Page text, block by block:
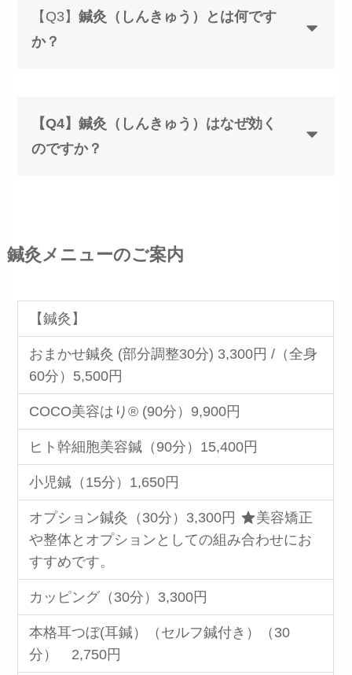
【Q3】鍼灸（しんきゅう）とは何です
か？
【Q4】鍼灸（しんきゅう）はなぜ効く
のですか？
鍼灸メニューのご案内
【鍼灸】
おまかせ鍼灸 (部分調整30分) 3,300円 /（全身
60分）5,500円
COCO美容はり® (90分）9,900円
ヒト幹細胞美容鍼（90分）15,400円
小児鍼（15分）1,650円
オプション鍼灸（30分）3,300円
美容矯正
や整体とオプションとしての組み合わせにお
すすめです。
カッピング（30分）3,300円
本格耳つぼ(耳鍼）（セルフ鍼付き）（30
分） 2,750円